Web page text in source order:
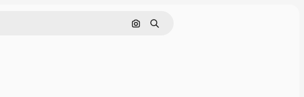
Поиск по изображению
Поиск